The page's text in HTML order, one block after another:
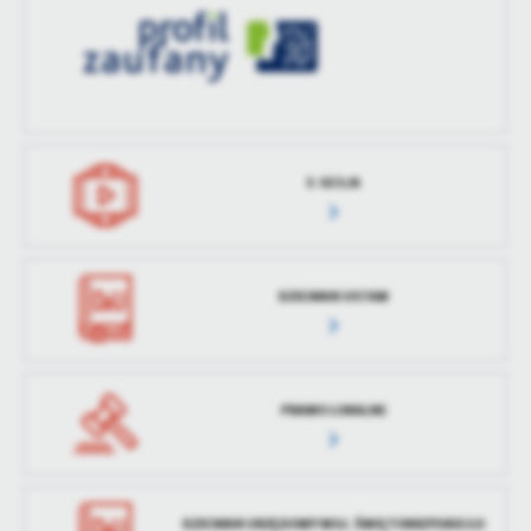
treści w postaci wiadomości, ofert, komunikatów mediów
społecznościowych.
E-SESJA
DZIENNIK USTAW
PRAWO LOKALNE
DZIENNIK URZĘDOWY WOJ. ŚWIĘTOKRZYSKIEGO